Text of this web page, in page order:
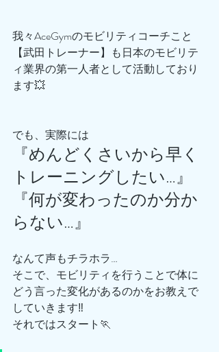
我々AceGymのモビリティコーチこと
【武田トレーナー】も日本のモビリテ
ィ業界の第一人者として活動しており
ます💥
でも、実際には
『めんどくさいから早く
トレーニングしたい…』
『何が変わったのか分か
らない…』
なんて声もチラホラ…
そこで、モビリティを行うことで体に
どう言った変化があるのかをお教えで
していきます‼️
それではスタート🏃